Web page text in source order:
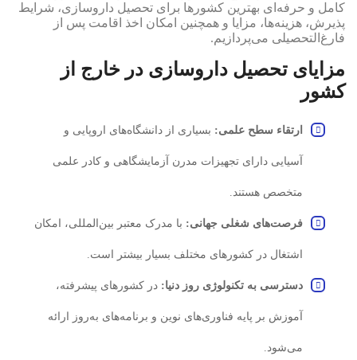
کامل و حرفه‌ای بهترین کشورها برای تحصیل داروسازی، شرایط
پذیرش، هزینه‌ها، مزایا و همچنین امکان اخذ اقامت پس از
فارغ‌التحصیلی می‌پردازیم.
مزایای تحصیل داروسازی در خارج از
کشور
ارتقاء سطح علمی: بسیاری از دانشگاه‌های اروپایی و
آسیایی دارای تجهیزات مدرن آزمایشگاهی و کادر علمی
متخصص هستند.
فرصت‌های شغلی جهانی: با مدرک معتبر بین‌المللی، امکان
اشتغال در کشورهای مختلف بسیار بیشتر است.
دسترسی به تکنولوژی روز دنیا: در کشورهای پیشرفته،
آموزش بر پایه فناوری‌های نوین و برنامه‌های به‌روز ارائه
می‌شود.